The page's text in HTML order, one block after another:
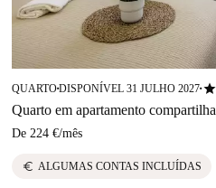
QUARTO■DISPONÍVEL 31 JULHO 2027■star
Quarto em apartamento
De 224 €/mês
euro ALGUMAS CONTAS INCLUÍDAS